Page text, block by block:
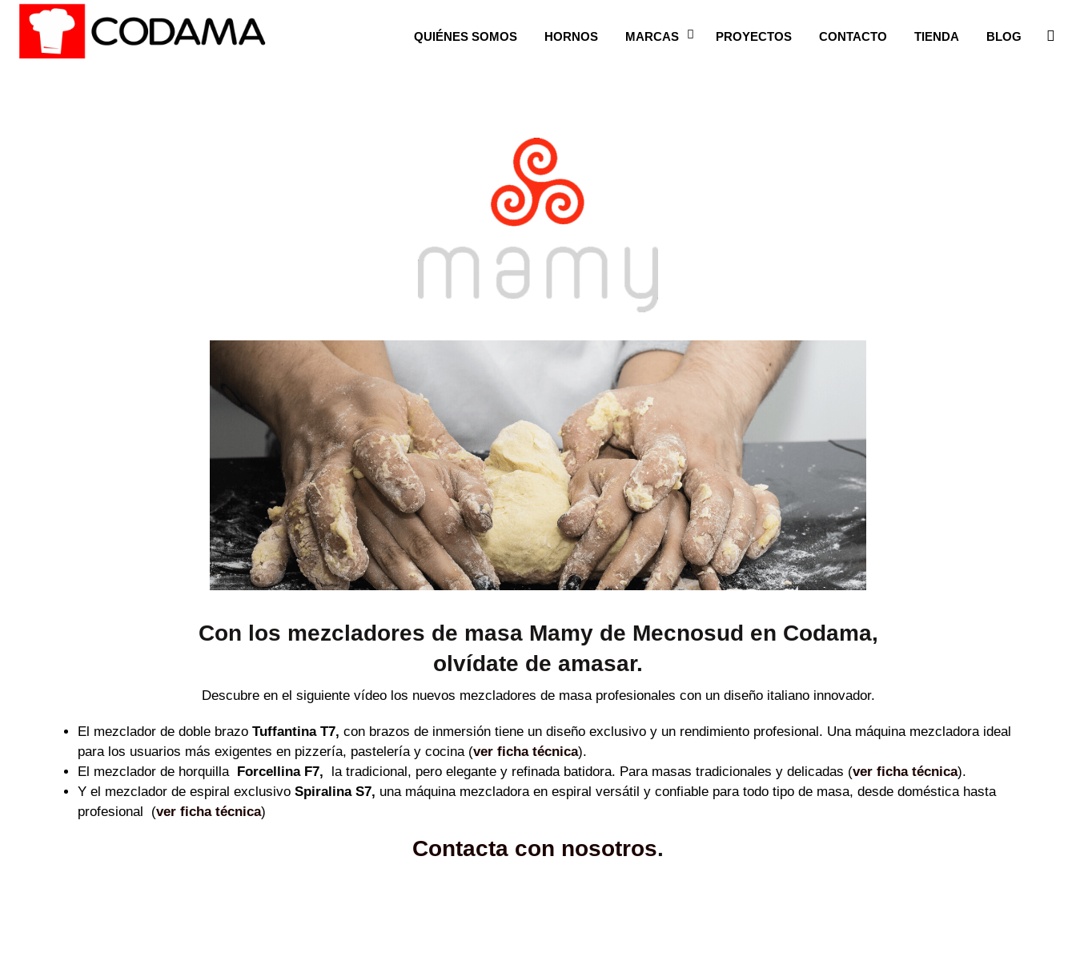
QUIÉNES SOMOS HORNOS MARCAS PROYECTOS CONTACTO TIENDA BLOG
Con los mezcladores de masa Mamy de Mecnosud en Codama,
olvídate de amasar.
Descubre en el siguiente vídeo los nuevos mezcladores de masa profesionales con un diseño italiano innovador.
El mezclador de doble brazoTuffantina T7, con brazos de inmersióntiene un diseño exclusivo y un rendimiento profesional. Una máquina mezcladora ideal
para los usuarios más exigentes en pizzería, pastelería y cocina (ver ficha técnica).
El mezclador de horquilla Forcellina F7, la tradicional, pero elegante y refinada batidora. Para masas tradicionales y delicadas (ver ficha técnica).
Y el mezclador de espiral exclusivoSpiralina S7, una máquina mezcladora en espiral versátil y confiable para todo tipo de masa, desde doméstica hasta
profesional (ver ficha técnica)
Contacta con nosotros.